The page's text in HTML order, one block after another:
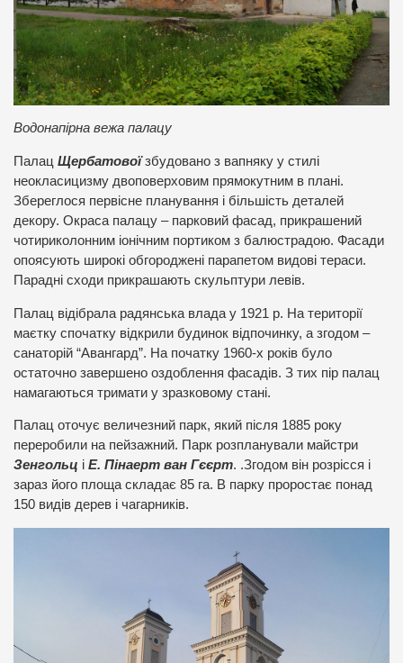
Водонапірна вежа палацу
Палац Щербатовоїзбудовано з вапняку у стилі
неокласицизму двоповерховим прямокутним в плані.
Збереглося первісне планування і більшість деталей
декору. Окраса палацу – парковий фасад, прикрашений
чотириколонним іонічним портиком з балюстрадою. Фасади
опоясують широкі обгороджені парапетом видові тераси.
Парадні сходи прикрашають скульптури левів.
Палац відібрала радянська влада у 1921 р. На території
маєтку спочатку відкрили будинок відпочинку, а згодом –
санаторій “Авангард”. На початку 1960-х років було
остаточно завершено оздоблення фасадів. З тих пір палац
намагаються тримати у зразковому стані.
Палац оточує величезний парк, який після 1885 року
переробили на пейзажний. Парк розпланували майстри
Зенгольц і Е. Пінаерт ван Гєєрт. .Згодом він розрісся і
зараз його площа складає 85 га. В парку проростає понад
150 видів дерев і чагарників.